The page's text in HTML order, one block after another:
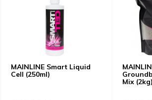
MAINLINE Smart Liquid
Cell (250ml)
Mix (2kg)